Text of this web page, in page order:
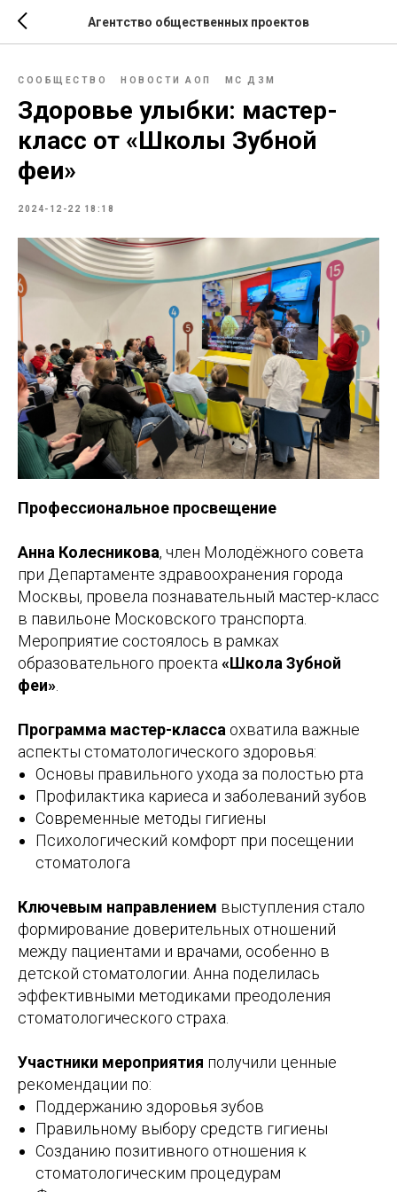
Агентство общественных проектов
СООБЩЕСТВО НОВОСТИ АОП МС ДЗМ
Здоровье улыбки: мастер-
класс от «Школы Зубной
феи»
2024-12-22 18:18
Профессиональное просвещение
Анна Колесникова, член Молодёжного совета
при Департаменте здравоохранения города
Москвы, провела познавательный мастер-класс
в павильоне Московского транспорта.
Мероприятие состоялось в рамках
образовательного проекта «Школа Зубной
феи»
Программа мастер-класса охватила важные
аспекты стоматологического здоровья:
Основы правильного ухода за полостью рта
Профилактика кариеса и заболеваний зубов
Современные методы гигиены
Психологический комфорт при посещении
стоматолога
Ключевым направлением выступления стало
формирование доверительных отношений
между пациентами и врачами, особенно в
детской стоматологии. Анна поделилась
эффективными методиками преодоления
стоматологического страха.
Участники мероприятия получили ценные
рекомендации по:
Поддержанию здоровья зубов
Правильному выбору средств гигиены
Созданию позитивного отношения к
стоматологическим процедурам